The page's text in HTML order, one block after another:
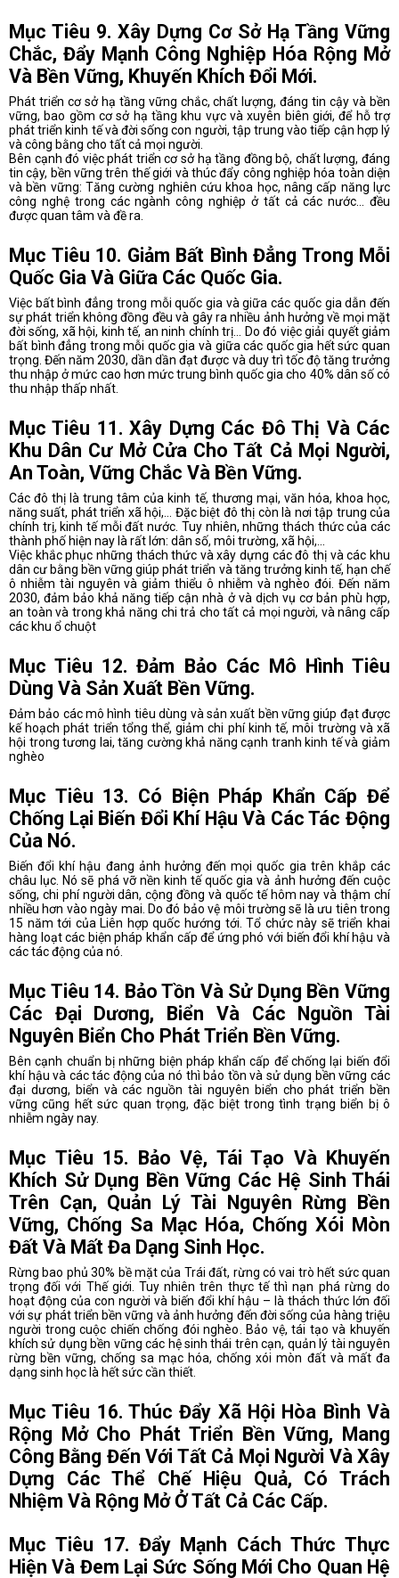
Mục Tiêu 9. Xây Dựng Cơ Sở Hạ Tầng Vững
Chắc, Đẩy Mạnh Công Nghiệp Hóa Rộng Mở
Và Bền Vững, Khuyến Khích Đổi Mới.
Phát triển cơ sở hạ tầng vững chắc, chất lượng, đáng tin cậy và bền
vững, bao gồm cơ sở hạ tầng khu vực và xuyên biên giới, để hỗ trợ
phát triển kinh tế và đời sống con người, tập trung vào tiếp cận hợp lý
và công bằng cho tất cả mọi người.
Bên cạnh đó việc phát triển cơ sở hạ tầng đồng bộ, chất lượng, đáng
tin cậy, bền vững trên thế giới và thúc đẩy công nghiệp hóa toàn diện
và bền vững: Tăng cường nghiên cứu khoa học, nâng cấp năng lực
công nghệ trong các ngành công nghiệp ở tất cả các nước… đều
được quan tâm và đề ra.
Mục Tiêu 10. Giảm Bất Bình Đẳng Trong Mỗi
Quốc Gia Và Giữa Các Quốc Gia.
Việc bất bình đẳng trong mỗi quốc gia và giữa các quốc gia dẫn đến
sự phát triển không đồng đều và gây ra nhiều ảnh hưởng về mọi mặt
đời sống, xã hội, kinh tế, an ninh chính trị… Do đó việc giải quyết giảm
bất bình đẳng trong mỗi quốc gia và giữa các quốc gia hết sức quan
trọng. Đến năm 2030, dần dần đạt được và duy trì tốc độ tăng trưởng
thu nhập ở mức cao hơn mức trung bình quốc gia cho 40% dân số có
thu nhập thấp nhất.
Mục Tiêu 11. Xây Dựng Các Đô Thị Và Các
Khu Dân Cư Mở Cửa Cho Tất Cả Mọi Người,
An Toàn, Vững Chắc Và Bền Vững.
Các đô thị là trung tâm của kinh tế, thương mại, văn hóa, khoa học,
năng suất, phát triển xã hội,… Đặc biệt đô thị còn là nơi tập trung của
chính trị, kinh tế mỗi đất nước. Tuy nhiên, những thách thức của các
thành phố hiện nay là rất lớn: dân số, môi trường, xã hội,…
Việc khắc phục những thách thức và xây dựng các đô thị và các khu
dân cư bằng bền vững giúp phát triển và tăng trưởng kinh tế, hạn chế
ô nhiễm tài nguyên và giảm thiểu ô nhiễm và nghèo đói. Đến năm
2030, đảm bảo khả năng tiếp cận nhà ở và dịch vụ cơ bản phù hợp,
an toàn và trong khả năng chi trả cho tất cả mọi người, và nâng cấp
các khu ổ chuột
Mục Tiêu 12. Đảm Bảo Các Mô Hình Tiêu
Dùng Và Sản Xuất Bền Vững.
Đảm bảo các mô hình tiêu dùng và sản xuất bền vững giúp đạt được
kế hoạch phát triển tổng thể, giảm chi phí kinh tế, môi trường và xã
hội trong tương lai, tăng cường khả năng cạnh tranh kinh tế và giảm
nghèo
Mục Tiêu 13. Có Biện Pháp Khẩn Cấp Để
Chống Lại Biến Đổi Khí Hậu Và Các Tác Động
Của Nó.
Biến đổi khí hậu đang ảnh hưởng đến mọi quốc gia trên khắp các
châu lục. Nó sẽ phá vỡ nền kinh tế quốc gia và ảnh hưởng đến cuộc
sống, chi phí người dân, cộng đồng và quốc tế hôm nay và thậm chí
nhiều hơn vào ngày mai. Do đó bảo vệ môi trường sẽ là ưu tiên trong
15 năm tới của Liên hợp quốc hướng tới. Tổ chức này sẽ triển khai
hàng loạt các biện pháp khẩn cấp để ứng phó với biến đổi khí hậu và
các tác động của nó.
Mục Tiêu 14. Bảo Tồn Và Sử Dụng Bền Vững
Các Đại Dương, Biển Và Các Nguồn Tài
Nguyên Biển Cho Phát Triển Bền Vững.
Bên cạnh chuẩn bị những biện pháp khẩn cấp để chống lại biến đổi
khí hậu và các tác động của nó thì bảo tồn và sử dụng bền vững các
đại dương, biển và các nguồn tài nguyên biển cho phát triển bền
vững cũng hết sức quan trọng, đặc biệt trong tình trạng biển bị ô
nhiễm ngày nay.
Mục Tiêu 15. Bảo Vệ, Tái Tạo Và Khuyến
Khích Sử Dụng Bền Vững Các Hệ Sinh Thái
Trên Cạn, Quản Lý Tài Nguyên Rừng Bền
Vững, Chống Sa Mạc Hóa, Chống Xói Mòn
Đất Và Mất Đa Dạng Sinh Học.
Rừng bao phủ 30% bề mặt của Trái đất, rừng có vai trò hết sức quan
trọng đối với Thế giới. Tuy nhiên trên thực tế thì nạn phá rừng do
hoạt động của con người và biến đổi khí hậu – là thách thức lớn đối
với sự phát triển bền vững và ảnh hưởng đến đời sống của hàng triệu
người trong cuộc chiến chống đói nghèo. Bảo vệ, tái tạo và khuyến
khích sử dụng bền vững các hệ sinh thái trên cạn, quản lý tài nguyên
rừng bền vững, chống sa mạc hóa, chống xói mòn đất và mất đa
dạng sinh học là hết sức cần thiết.
Mục Tiêu 16. Thúc Đẩy Xã Hội Hòa Bình Và
Rộng Mở Cho Phát Triển Bền Vững, Mang
Công Bằng Đến Với Tất Cả Mọi Người Và Xây
Dựng Các Thể Chế Hiệu Quả, Có Trách
Nhiệm Và Rộng Mở Ở Tất Cả Các Cấp.
Mục Tiêu 17. Đẩy Mạnh Cách Thức Thực
Hiện Và Đem Lại Sức Sống Mới Cho Quan Hệ